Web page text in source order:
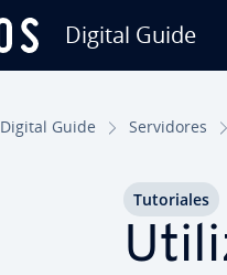
Digital Guide
Digital Guide Se­r­vi­do­res
Tu­to­ria­les